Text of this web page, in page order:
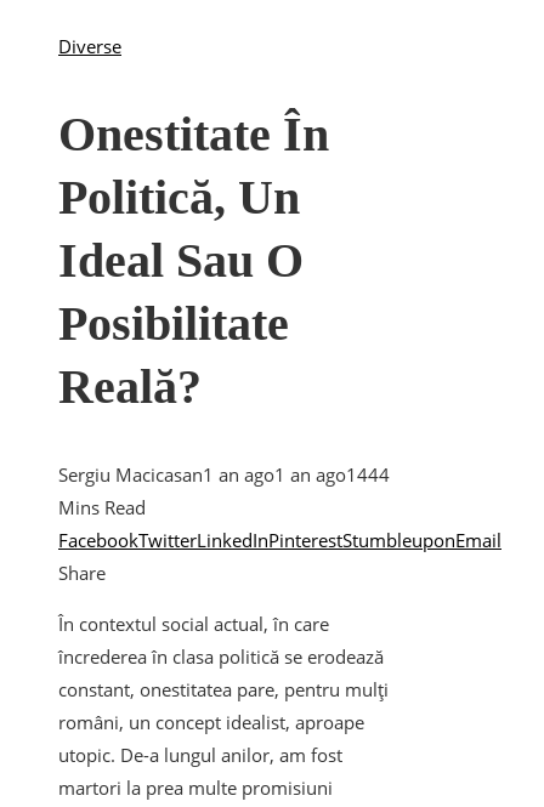
Diverse
Onestitate În
Politică, Un
Ideal Sau O
Posibilitate
Reală?
Sergiu Macicasan1 an ago1 an ago1444
Mins Read
FacebookTwitterLinkedInPinterestStumbleuponEmail
Share
În contextul social actual, în care
încrederea în clasa politică se erodează
constant, onestitatea pare, pentru mulți
români, un concept idealist, aproape
utopic. De-a lungul anilor, am fost
martori la prea multe promisiuni